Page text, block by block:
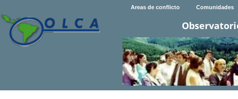
Areas de conflicto Comunidades